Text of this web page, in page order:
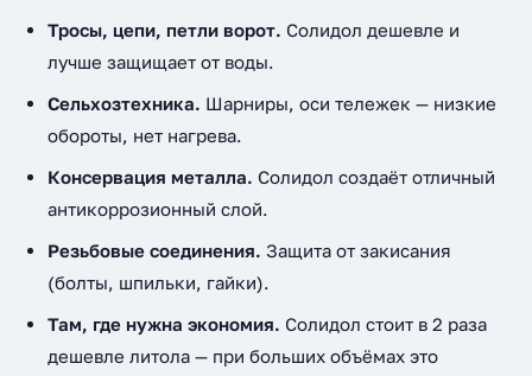
Тросы, цепи, петли ворот. Солидол дешевле и
лучше защищает от воды.
Сельхозтехника. Шарниры, оси тележек — низкие
обороты, нет нагрева.
Консервация металла. Солидол создаёт отличный
антикоррозионный слой.
Резьбовые соединения. Защита от закисания
(болты, шпильки, гайки).
Там, где нужна экономия. Солидол стоит в 2 раза
дешевле литола — при больших объёмах это